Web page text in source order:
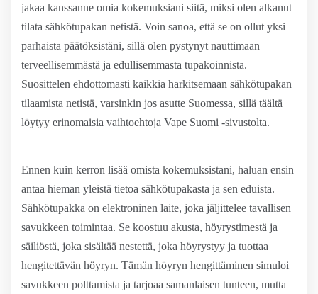
jakaa kanssanne omia kokemuksiani siitä, miksi olen alkanut
tilata sähkötupakan netistä. Voin sanoa, että se on ollut yksi
parhaista päätöksistäni, sillä olen pystynyt nauttimaan
terveellisemmästä ja edullisemmasta tupakoinnista.
Suosittelen ehdottomasti kaikkia harkitsemaan sähkötupakan
tilaamista netistä, varsinkin jos asutte Suomessa, sillä täältä
löytyy erinomaisia vaihtoehtoja Vape Suomi -sivustolta.
Ennen kuin kerron lisää omista kokemuksistani, haluan ensin
antaa hieman yleistä tietoa sähkötupakasta ja sen eduista.
Sähkötupakka on elektroninen laite, joka jäljittelee tavallisen
savukkeen toimintaa. Se koostuu akusta, höyrystimestä ja
säiliöstä, joka sisältää nestettä, joka höyrystyy ja tuottaa
hengitettävän höyryn. Tämän höyryn hengittäminen simuloi
savukkeen polttamista ja tarjoaa samanlaisen tunteen, mutta